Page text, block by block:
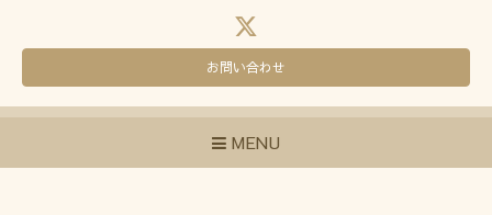
お問い合わせ
MENU